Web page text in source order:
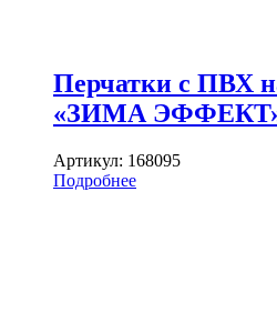
Перчатки с ПВХ
«ЗИМА
Артикул: 168095
Подробнее